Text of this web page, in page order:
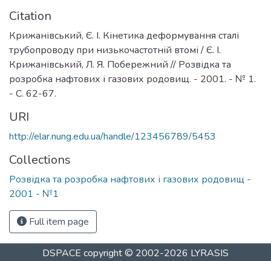
Citation
Крижанівський, Є. І. Кінетика деформування сталі
трубопроводу при низькочастотній втомі / Є. І.
Крижанівський, Л. Я. Побережний // Розвідка та
розробка нафтових і газових родовищ. - 2001. - № 1.
- С. 62-67.
URI
http://elar.nung.edu.ua/handle/123456789/5453
Collections
Розвідка та розробка нафтових і газових родовищ -
2001 - №1
Full item page
DSPACE copyright © 2002-2026 LYRASIS